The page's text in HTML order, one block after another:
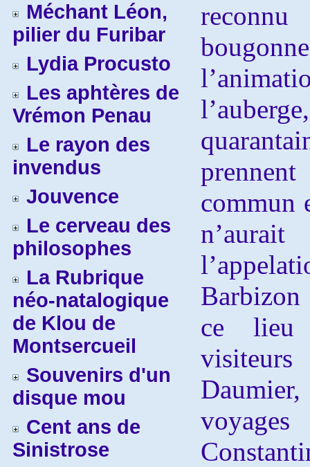
Méchant Léon,
pilier du Furibar
Lydia Procusto
Les aphtères de
Vrémon Penau
Le rayon des
invendus
Jouvence
Le cerveau des
philosophes
La Rubrique
néo-natalogique
de Klou de
Montsercueil
Souvenirs d'un
disque mou
Cent ans de
Sinistrose
commun
ce lieu